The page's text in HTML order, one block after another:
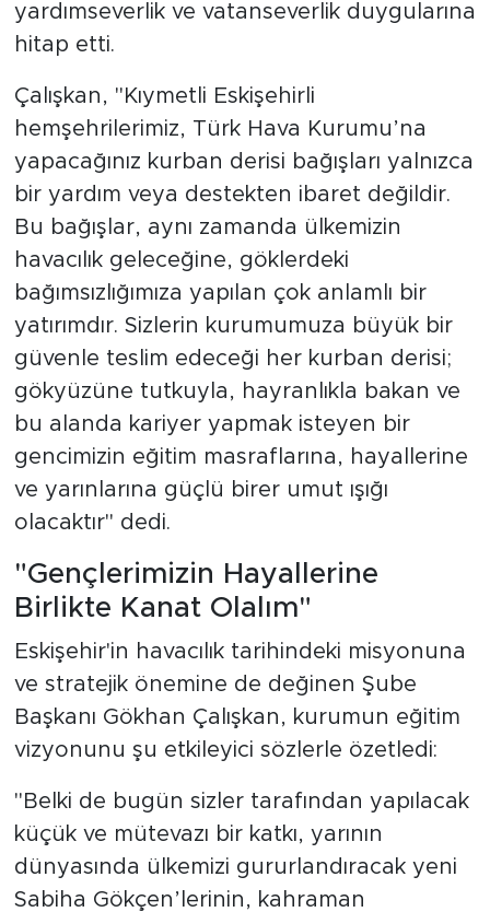
yardımseverlik ve vatanseverlik duygularına
hitap etti.
Çalışkan, "Kıymetli Eskişehirli
hemşehrilerimiz, Türk Hava Kurumu’na
yapacağınız kurban derisi bağışları yalnızca
bir yardım veya destekten ibaret değildir.
Bu bağışlar, aynı zamanda ülkemizin
havacılık geleceğine, göklerdeki
bağımsızlığımıza yapılan çok anlamlı bir
yatırımdır. Sizlerin kurumumuza büyük bir
güvenle teslim edeceği her kurban derisi;
gökyüzüne tutkuyla, hayranlıkla bakan ve
bu alanda kariyer yapmak isteyen bir
gencimizin eğitim masraflarına, hayallerine
ve yarınlarına güçlü birer umut ışığı
olacaktır" dedi.
"Gençlerimizin Hayallerine
Birlikte Kanat Olalım"
Eskişehir'in havacılık tarihindeki misyonuna
ve stratejik önemine de değinen Şube
Başkanı Gökhan Çalışkan, kurumun eğitim
vizyonunu şu etkileyici sözlerle özetledi:
"Belki de bugün sizler tarafından yapılacak
küçük ve mütevazı bir katkı, yarının
dünyasında ülkemizi gururlandıracak yeni
Sabiha Gökçen’lerinin, kahraman